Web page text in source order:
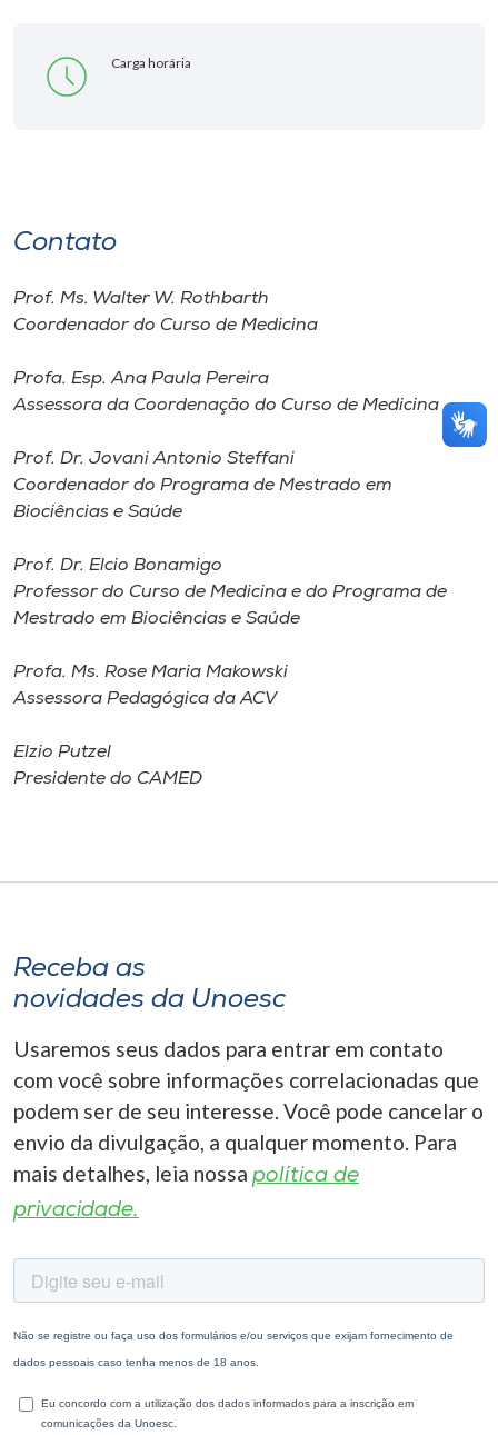
Carga horária
Contato
Prof. Ms. Walter W. Rothbarth
Coordenador do Curso de Medicina
Profa. Esp. Ana Paula Pereira
Assessora da Coordenação do Curso de Medicina
Prof. Dr. Jovani Antonio Steffani
Coordenador do Programa de Mestrado em
Biociências e Saúde
Prof. Dr. Elcio Bonamigo
Professor do Curso de Medicina e do Programa de
Mestrado em Biociências e Saúde
Profa. Ms. Rose Maria Makowski
Assessora Pedagógica da ACV
Elzio Putzel
Presidente do CAMED
Receba as
novidades da Unoesc
Usaremos seus dados para entrar em contato
com você sobre informações correlacionadas que
podem ser de seu interesse. Você pode cancelar o
envio da divulgação, a qualquer momento. Para
mais detalhes, leia nossa política de
privacidade.